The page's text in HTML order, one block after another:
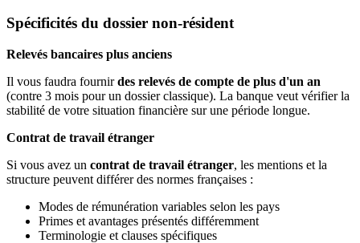
Spécificités du dossier non-résident
Relevés bancaires plus anciens
Il vous faudra fournirdes relevés de compte de plus d'un an
(contre 3 mois pour un dossier classique). La banque veut vérifier la
stabilité de votre situation financière sur une période longue.
Contrat de travail étranger
Si vous avez un contrat de travail étranger, les mentions et la
structure peuvent différer des normes françaises :
Modes de rémunération variables selon les pays
Primes et avantages présentés différemment
Terminologie et clauses spécifiques